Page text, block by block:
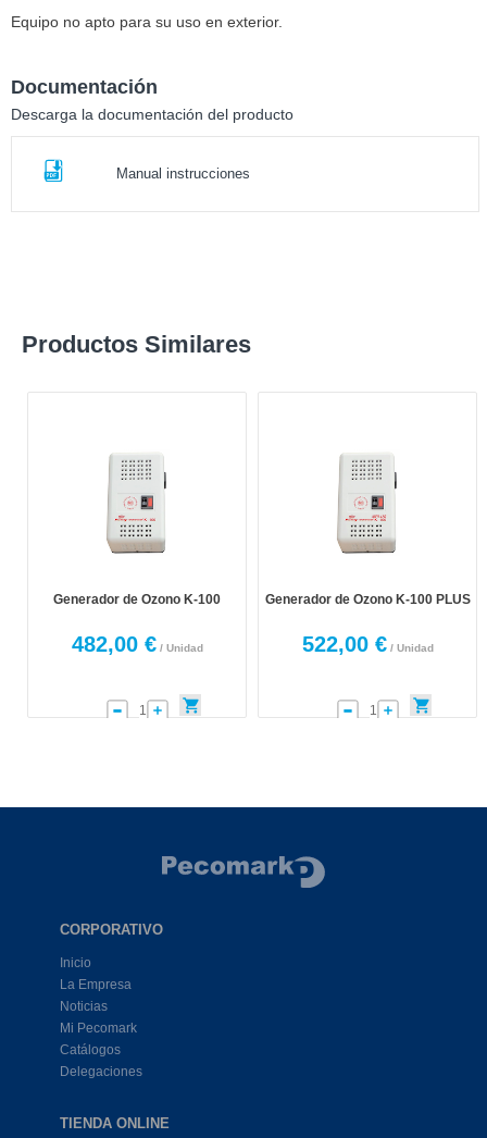
Equipo no apto para su uso en exterior.
Documentación
Descarga la documentación del producto
Manual instrucciones
Productos Similares
Generador de Ozono K-100
482,00 € / Unidad
Generador de Ozono K-100 PLUS
522,00 € / Unidad
CORPORATIVO
Inicio
La Empresa
Noticias
Mi Pecomark
Catálogos
Delegaciones
TIENDA ONLINE